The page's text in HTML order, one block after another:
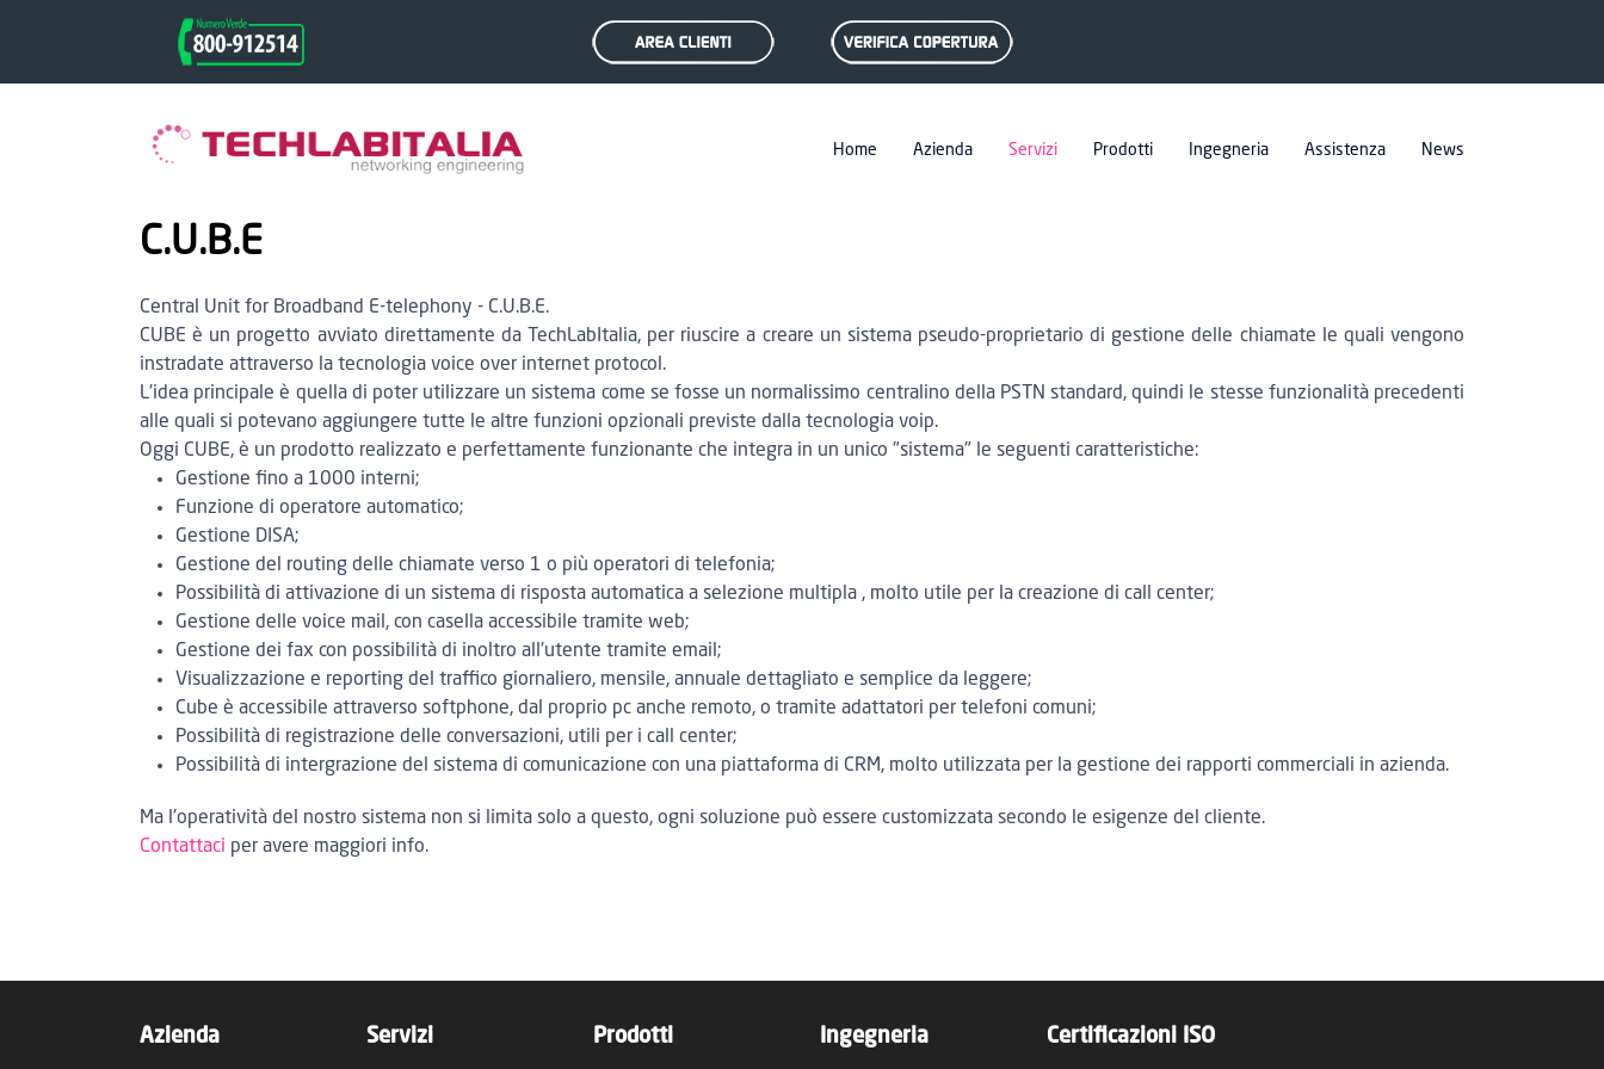
Home Azienda Servizi Prodotti Ingegneria Assistenza News
C.U.B.E
Central Unit for Broadband E-telephony - C.U.B.E.
CUBE è un progetto avviato direttamente da TechLabItalia, per riuscire a creare un sistema pseudo-proprietario di gestione delle chiamate le quali vengono
instradate attraverso la tecnologia voice over internet protocol.
L'idea principale è quella di poter utilizzare un sistema come se fosse un normalissimo centralino della PSTN standard, quindi le stesse funzionalità precedenti
alle quali si potevano aggiungere tutte le altre funzioni opzionali previste dalla tecnologia voip.
Oggi CUBE, è un prodotto realizzato e perfettamente funzionante che integra in un unico "sistema" le seguenti caratteristiche:
Gestione fino a 1000 interni;
Funzione di operatore automatico;
Gestione DISA;
Gestione del routing delle chiamate verso 1 o più operatori di telefonia;
Possibilità di attivazione di un sistema di risposta automatica a selezione multipla , molto utile per la creazione di call center;
Gestione delle voice mail, con casella accessibile tramite web;
Gestione dei fax con possibilità di inoltro all'utente tramite email;
Visualizzazione e reporting del traffico giornaliero, mensile, annuale dettagliato e semplice da leggere;
Cube è accessibile attraverso softphone, dal proprio pc anche remoto, o tramite adattatori per telefoni comuni;
Possibilità di registrazione delle conversazioni, utili per i call center;
Possibilità di intergrazione del sistema di comunicazione con una piattaforma di CRM, molto utilizzata per la gestione dei rapporti commerciali in azienda.
Ma l'operatività del nostro sistema non si limita solo a questo, ogni soluzione può essere customizzata secondo le esigenze del cliente.
Contattaci per avere maggiori info.
Azienda Servizi Prodotti Ingegneria Certificazioni ISO